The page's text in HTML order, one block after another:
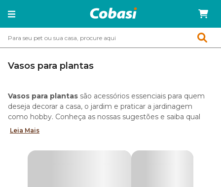
Vasos para plantas
Vasos para plantas são acessórios essenciais para quem
deseja decorar a casa, o jardim e praticar a jardinagem
como hobby. Conheça as nossas sugestões e saiba qual
vaso combina melhor com a sua plantinha preferida.
Tipos de vasos para plantas
Leia Mais